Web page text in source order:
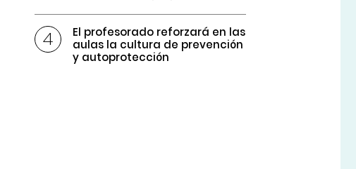
El profesorado reforzará en las
aulas la cultura de prevención
y autoprotección